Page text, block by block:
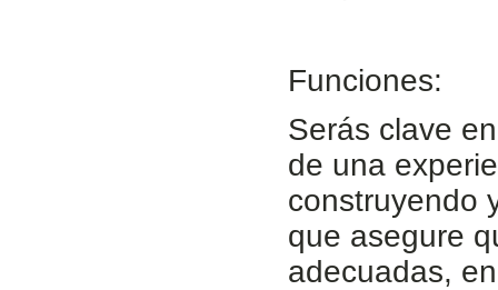
Funciones:
Serás clave
de una
construyendo
que asegure
adecuadas,